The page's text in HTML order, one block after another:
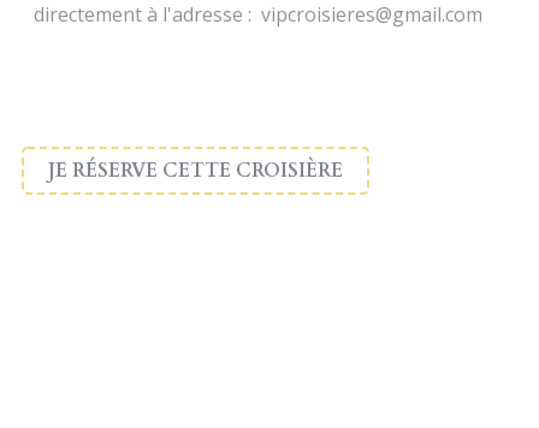
directement à l'adresse : vipcroisieres@gmail.com
JE RÉSERVE CETTE CROISIÈRE